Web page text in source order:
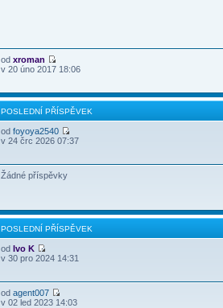
odxroman
v 20 úno 2017 18:06
POSLEDNÍ PŘÍSPĚVEK
odfoyoya2540
v 24 črc 2026 07:37
Žádné příspěvky
POSLEDNÍ PŘÍSPĚVEK
odIvo K
v 30 pro 2024 14:31
odagent007
v 02 led 2023 14:03